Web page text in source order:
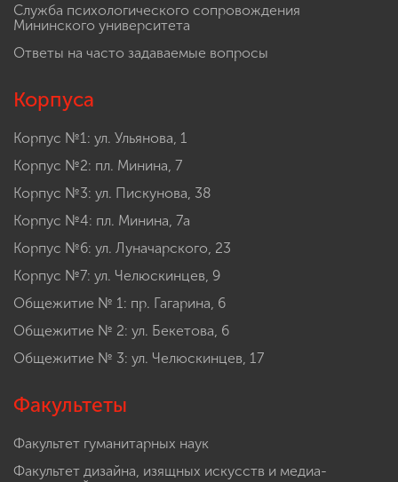
Служба психологического сопровождения
Мининского университета
Ответы на часто задаваемые вопросы
Корпуса
Корпус №1: ул. Ульянова, 1
Корпус №2: пл. Минина, 7
Корпус №3: ул. Пискунова, 38
Корпус №4: пл. Минина, 7а
Корпус №6: ул. Луначарского, 23
Корпус №7: ул. Челюскинцев, 9
Общежитие № 1: пр. Гагарина, 6
Общежитие № 2: ул. Бекетова, 6
Общежитие № 3: ул. Челюскинцев, 17
Факультеты
Факультет гуманитарных наук
Факультет дизайна, изящных искусств и медиа-